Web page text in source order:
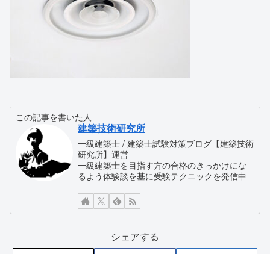
この記事を書いた人
建築技術研究所
一級建築士 / 建築士試験対策ブログ【建築技術
研究所】運営
一級建築士を目指す方の合格のきっかけにな
るよう体験談を基に受験テクニックを発信中
シェアする